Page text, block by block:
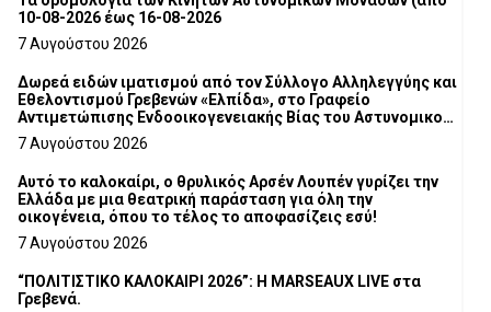
10-08-2026 έως 16-08-2026
7 Αυγούστου 2026
Δωρεά ειδών ιματισμού από τον Σύλλογο Αλληλεγγύης και
Εθελοντισμού Γρεβενών «Ελπίδα», στο Γραφείο
Αντιμετώπισης Ενδοοικογενειακής Βίας του Αστυνομικού
Τμήματος Γρεβενών
7 Αυγούστου 2026
Αυτό το καλοκαίρι, ο θρυλικός Αρσέν Λουπέν γυρίζει την
Ελλάδα με μια θεατρική παράσταση για όλη την
οικογένεια, όπου το τέλος το αποφασίζεις εσύ!
7 Αυγούστου 2026
“ΠΟΛΙΤΙΣΤΙΚΟ ΚΑΛΟΚΑΙΡΙ 2026”: Η MARSEAUX LIVE στα
Γρεβενά.